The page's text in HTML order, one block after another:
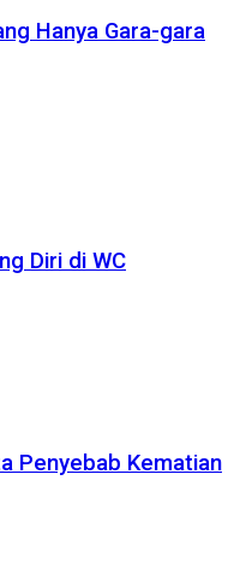
Hanya Gara-gara
Diri di WC
Penyebab Kematian